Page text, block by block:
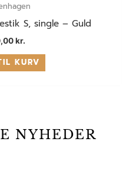
S, single – Guld
kr.
KURV
NYHEDER